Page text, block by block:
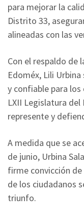
para mejorar la
Distrito 33,
alineadas con las
Con el respaldo de
Edoméx, Lili
y confiable para
LXII Legislatura
represente y
A medida que se
de junio, Urbina
firme convicción
de los ciudadanos
triunfo.